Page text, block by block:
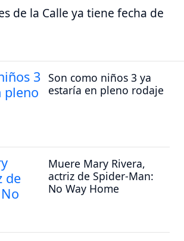
de la Calle ya tiene fecha de
Son como niños 3 ya
estaría en pleno rodaje
Muere Mary Rivera,
actriz de Spider-Man:
No Way Home